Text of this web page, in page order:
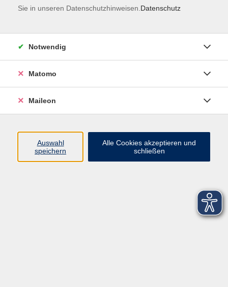
Datenschutzerklärung
Sie in unseren Datenschutzhinweisen. Datenschutz
Notwendig
Matomo
Maileon
Auswahl
speichern
Alle Cookies akzeptieren und
schließen